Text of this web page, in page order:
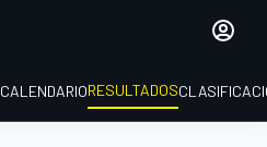
CALENDARIORESULTADOS